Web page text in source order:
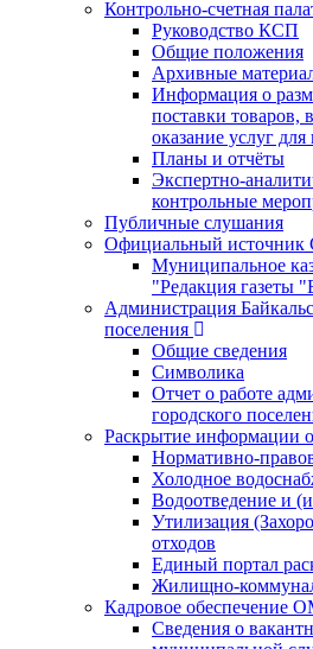
Контрольно-счетная
Руководство КСП
Общие положения
Архивные
Информация о
поставки товаров,
оказание услуг
Планы и отчёты
Экспертно-
контрольные
Публичные слушания
Официальный
Муниципальное
"Редакция газеты
Администрация
поселения
Общие сведения
Символика
Отчет о работе
городского
Раскрытие информации
Нормативно-
Холодное
Водоотведение и
Утилизация
отходов
Единый портал
Жилищно-
Кадровое обеспечение
Сведения о